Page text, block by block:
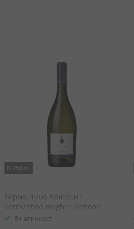
0.750 л.
Верментино Болгери /
Vermentino Bolgheri Antinori
В наличност